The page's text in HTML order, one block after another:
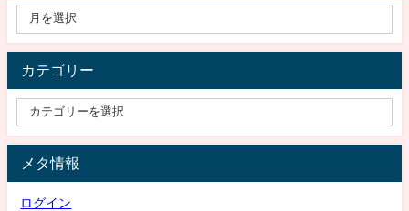
カテゴリー
メタ情報
ログイン